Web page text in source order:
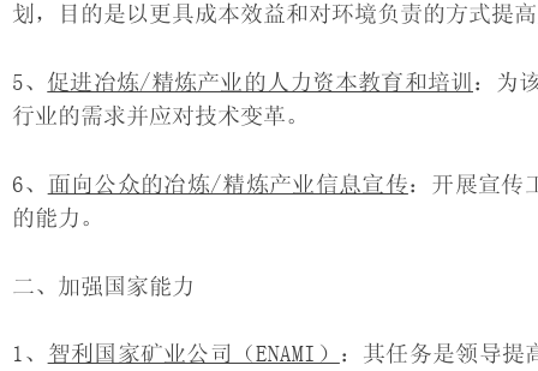
划，目的是以更具成本效益和对环境负责的方式提
5、 促进冶炼/精炼产业的人力资本教育和培训 ：为
行业的需求并应对技术变革。
6、 面向公众的冶炼/精炼产业信息宣传：开展宣传
的能力。
二、加强国家能力
1、 智利国家矿业公司（ENAMI） ：其任务是领导提